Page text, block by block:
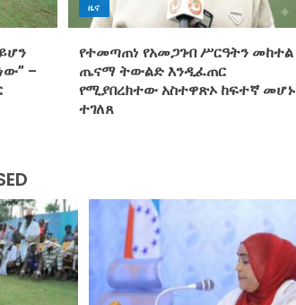
–
ዜና
የተመጣጠነ የአመጋገብ ሥርዓትን መከተል
ጤናማ ትውልድ እንዲፈጠር
የሚያበረክተው አስተዋጽኦ ከፍተኛ መሆኑ
ተገለጸ